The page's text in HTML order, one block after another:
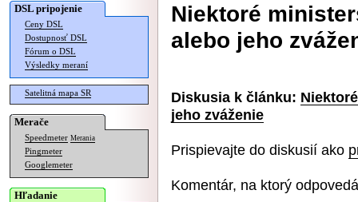
DSL pripojenie
Ceny DSL
Dostupnosť DSL
Fórum o DSL
Výsledky meraní
Satelitná mapa SR
Merače
Speedmeter Merania
Pingmeter
Googlemeter
Hľadanie
Niektoré
alebo jeho
Diskusia k článku:
jeho zváženie
Prispievajte do diskusií ako
Komentár, na ktorý